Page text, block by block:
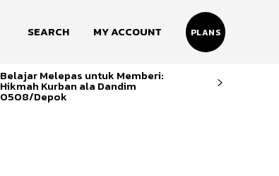
SEARCH MY ACCOUNT PLANS
Belajar Melepas untuk Memberi:
Hikmah Kurban ala Dandim
0508/Depok